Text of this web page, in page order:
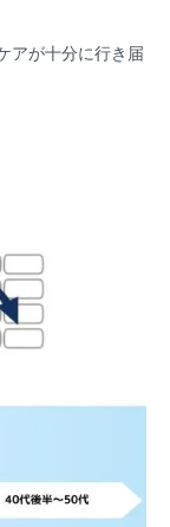
アが十分に行き届